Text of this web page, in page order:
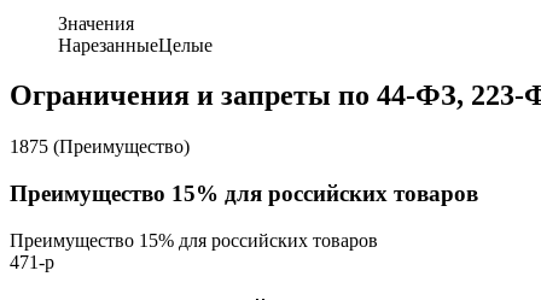
Значения
НарезанныеЦелые
Ограничения и запреты по 44-ФЗ, 223-
1875 (Преимущество)
Преимущество 15% для российских товаров
Преимущество 15% для российских товаров
471-р